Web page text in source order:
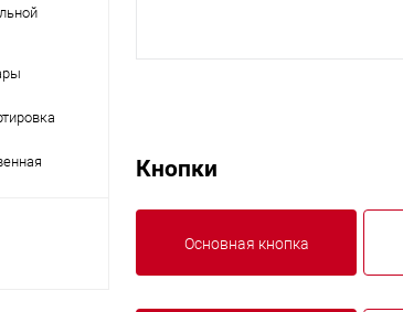
Кнопки
Основная кнопка